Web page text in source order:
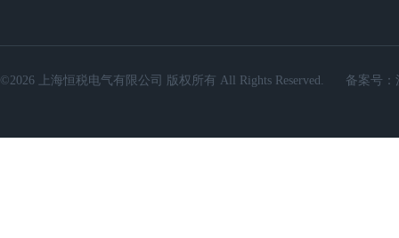
©2026 上海恒税电气有限公司 版权所有 All Rights Reserved. 备案号：